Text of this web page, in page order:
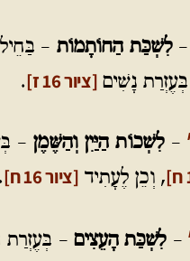
– לִשְׁכַּת הַחוֹתָמוֹת – בַּחֵיל
נָשִׁים [ציור 16 ז] .
– לִשְׁכוֹת הַיַּיִן וְהַשֶּׁמֶן –
, וְכֵן לֶעָתִיד [ציור 16 ח] .
– לִשְׁכַּת הָעֵצִים – בְּעֶזְרַת